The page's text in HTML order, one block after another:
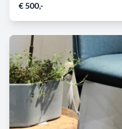
€ 500,-